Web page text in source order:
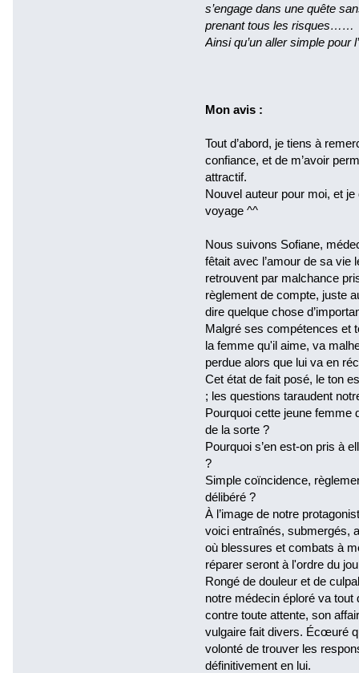
s’engage dans une quête
prenant tous les risques……
Ainsi qu’un aller simple pour
Mon avis :
Tout d’abord, je tiens à
confiance, et de m’avoir
attractif.
Nouvel auteur pour moi, et je
voyage ^^
Nous suivons Sofiane,
fêtait avec l’amour de sa
retrouvent par malchance
règlement de compte, juste
dire quelque chose
Malgré ses compétences et
la femme qu'il aime, va
perdue alors que lui va en
Cet état de fait posé, le ton
; les questions taraudent
Pourquoi cette jeune femme
de la sorte ?
Pourquoi s’en est-on pris à
?
Simple coïncidence,
délibéré ?
À l’image de notre
voici entraînés, submergés,
où blessures et combats à
réparer seront à l'ordre du
Rongé de douleur et de
notre médecin éploré va tout
contre toute attente, son
vulgaire fait divers. Écœuré
volonté de trouver les
définitivement en lui.